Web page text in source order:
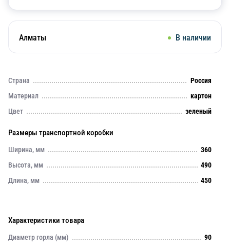
Алматы В наличии
Страна
Россия
Материал
картон
Цвет
зеленый
Размеры транспортной коробки
Ширина, мм
360
Высота, мм
490
Длина, мм
450
Характеристики товара
Диаметр горла (мм)
90